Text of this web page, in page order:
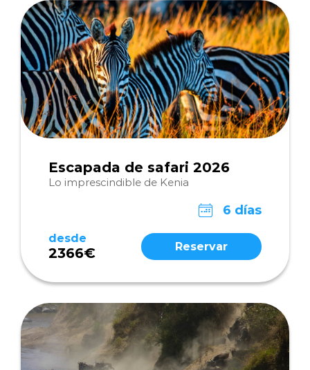
Escapada de safari 2026
Lo imprescindible de Kenia
6 días
desde
2366€ Reservar